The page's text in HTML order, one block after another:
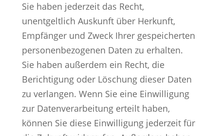
Sie haben jederzeit das Recht,
unentgeltlich Auskunft über Herkunft,
Empfänger und Zweck Ihrer gespeicherten
personenbezogenen Daten zu erhalten.
Sie haben außerdem ein Recht, die
Berichtigung oder Löschung dieser Daten
zu verlangen. Wenn Sie eine Einwilligung
zur Datenverarbeitung erteilt haben,
können Sie diese Einwilligung jederzeit für